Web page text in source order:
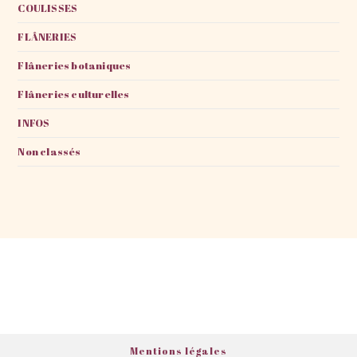
COULISSES
FLÂNERIES
Flâneries botaniques
Flâneries culturelles
INFOS
Non classés
Mentions légales